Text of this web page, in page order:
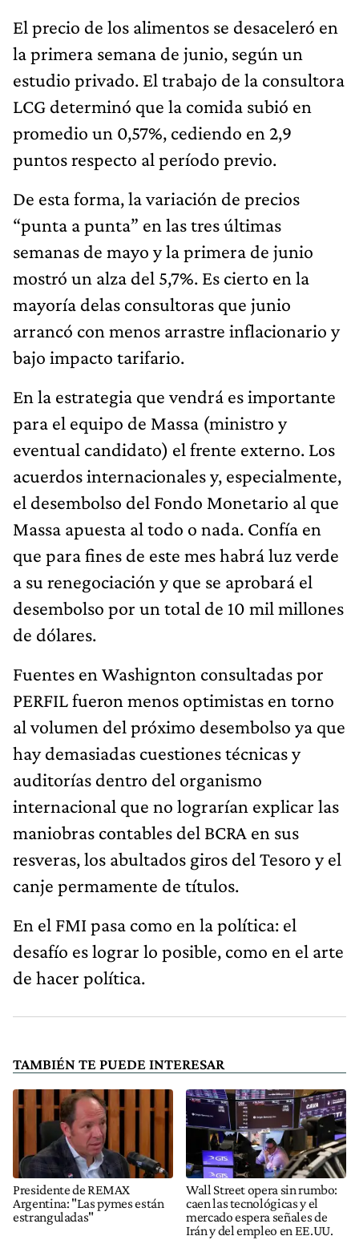
El precio de los alimentos se desaceleró en
la primera semana de junio, según un
estudio privado. El trabajo de la consultora
LCG determinó que la comida subió en
promedio un 0,57%, cediendo en 2,9
puntos respecto al período previo.
De esta forma, la variación de precios
“punta a punta” en las tres últimas
semanas de mayo y la primera de junio
mostró un alza del 5,7%. Es cierto en la
mayoría delas consultoras que junio
arrancó con menos arrastre inflacionario y
bajo impacto tarifario.
En la estrategia que vendrá es importante
para el equipo de Massa (ministro y
eventual candidato) el frente externo. Los
acuerdos internacionales y, especialmente,
el desembolso del Fondo Monetario al que
Massa apuesta al todo o nada. Confía en
que para fines de este mes habrá luz verde
a su renegociación y que se aprobará el
desembolso por un total de 10 mil millones
de dólares.
Fuentes en Washignton consultadas por
PERFIL fueron menos optimistas en torno
al volumen del próximo desembolso ya que
hay demasiadas cuestiones técnicas y
auditorías dentro del organismo
internacional que no lograrían explicar las
maniobras contables del BCRA en sus
resveras, los abultados giros del Tesoro y el
canje permamente de títulos.
En el FMI pasa como en la política: el
desafío es lograr lo posible, como en el arte
de hacer política.
TAMBIÉN TE PUEDE INTERESAR
Presidente de REMAX
Argentina: "Las pymes están
estranguladas"
Wall Street opera sin rumbo:
caen las tecnológicas y el
mercado espera señales de
Irán y del empleo en EE.UU.